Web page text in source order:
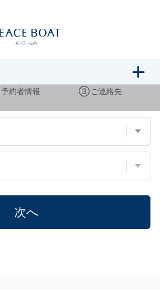
明会のご予約
予約者情報 ③ ご連絡先
次へ